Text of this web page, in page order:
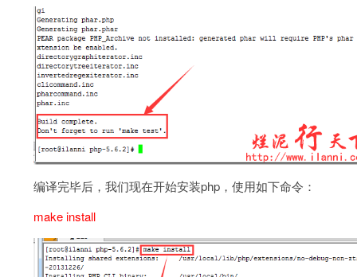
编译完毕后，我们现在开始安装php，使用如下命令：
make install